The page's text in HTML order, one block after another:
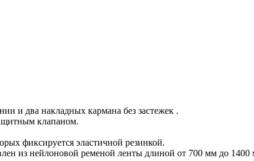
и два накладных кармана без застежек .
клапаном.
фиксируется эластичной резинкой.
из нейлоновой ременой ленты длиной от 700 мм до 1400